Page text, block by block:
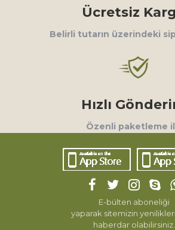
Ücretsiz
Belirli tutarın üzerindeki
Hızlı
Özenli paketleme
E-bülten aboneliği
yaparak sitemizin
haberdar olabilirsiniz.